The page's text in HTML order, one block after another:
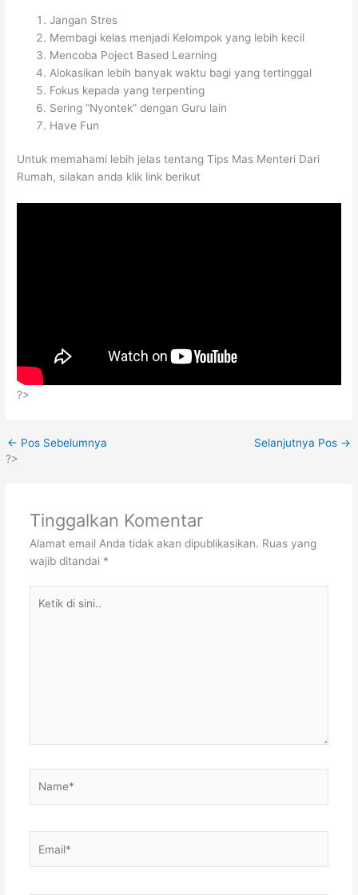
Jangan Stres
Membagi kelas menjadi Kelompok yang lebih kecil
Mencoba Poject Based Learning
Alokasikan lebih banyak waktu bagi yang tertinggal
Fokus kepada yang terpenting
Sering “Nyontek” dengan Guru lain
Have Fun
Untuk memahami lebih jelas tentang Tips Mas Menteri Dari
Rumah, silakan anda klik link berikut
?>
← Pos Sebelumnya Selanjutnya Pos →
?>
Tinggalkan Komentar
Alamat email Anda tidak akan dipublikasikan. Ruas yang
wajib ditandai *